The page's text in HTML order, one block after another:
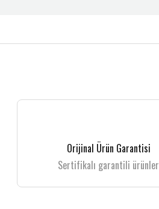
Orijinal Ürün Garantisi
Sertifikalı garantili ürünler